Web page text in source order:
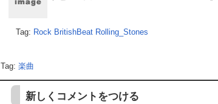
Tag: Rock BritishBeat Rolling_Stones
Tag: 楽曲
新しくコメントをつける